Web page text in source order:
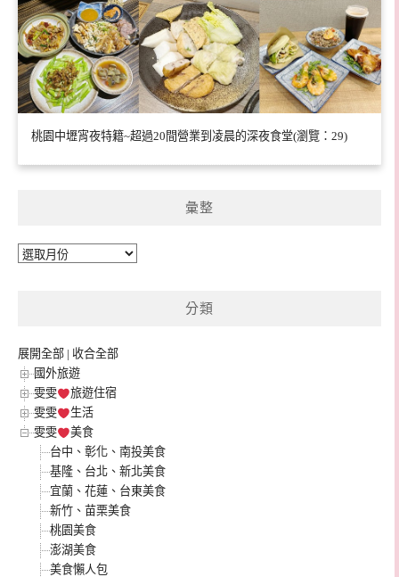
桃園中壢宵夜特籍~超過20間營業到凌晨的深夜食堂(瀏覽：29)
彙整
彙
分類
展開全部 | 收合全部
國外旅遊
雯雯
旅遊住宿
雯雯
生活
雯雯
美食
台中、彰化、南投美食
基隆、台北、新北美食
宜蘭、花蓮、台東美食
新竹、苗栗美食
桃園美食
澎湖美食
美食懶人包